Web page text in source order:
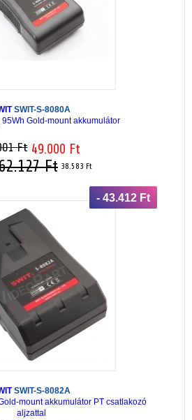
SWIT-S-8080A
95Wh Gold-mount akkumulátor
Ft 49.000 Ft
Ft 38.583 Ft
- 43.412 Ft
SWIT-S-8082A
mount akkumulátor PT csatlakozó
aljzattal